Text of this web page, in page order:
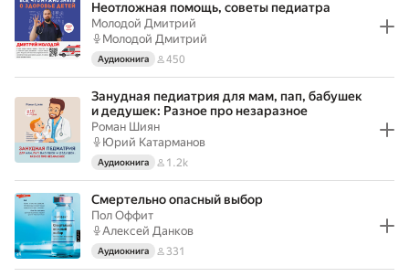
Неотложная помощь, советы педиатра
Молодой Дмитрий
Молодой Дмитрий
Аудиокнига 450
Занудная педиатрия для мам, пап, бабушек
и дедушек: Разное про незаразное
Роман Шиян
Юрий Катарманов
Аудиокнига 1.2k
Смертельно опасный выбор
Пол Оффит
Алексей Данков
Аудиокнига 331